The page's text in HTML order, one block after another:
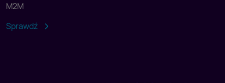
M2M
Sprawdź